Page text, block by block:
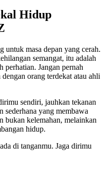
Hidup
untuk masa depan yang cerah.
semangat, itu adalah
perhatian. Jangan pernah
orang terdekat atau ahli
sendiri, jauhkan tekanan
sederhana yang membawa
bukan kelemahan, melainkan
hidup.
di tanganmu. Jaga dirimu